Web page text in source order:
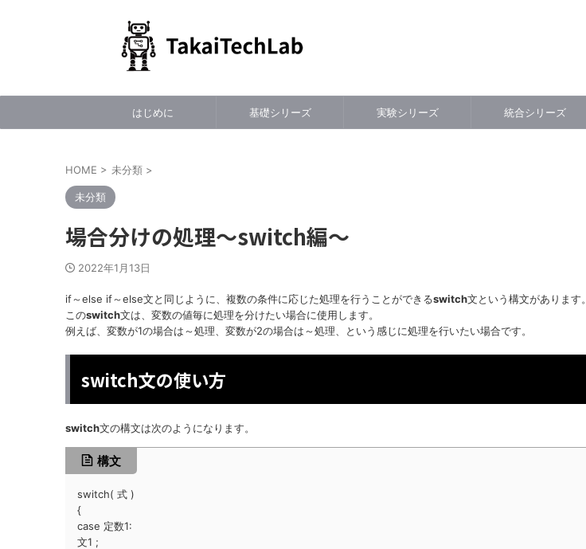
はじめに 基礎シリーズ 実験シリーズ 統合シリーズ
HOME > 未分類 >
未分類
場合分けの処理～switch編～
2022年1月13日
if～else if～else文と同じように、複数の条件に応じた処理を行うことができるswitch文という構文があります。
このswitch文は、変数の値毎に処理を分けたい場合に使用します。
例えば、変数が1の場合は～処理、変数が2の場合は～処理、という感じに処理を行いたい場合です。
switch文の使い方
switch文の構文は次のようになります。
構文
switch( 式 )
{
case 定数1:
文1 ;